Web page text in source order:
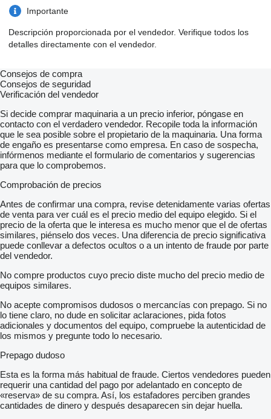
Importante
Descripción proporcionada por el vendedor. Verifique todos los
detalles directamente con el vendedor.
Consejos de compra
Consejos de seguridad
Verificación del vendedor
Si decide comprar maquinaria a un precio inferior, póngase en
contacto con el verdadero vendedor. Recopile toda la información
que le sea posible sobre el propietario de la maquinaria. Una forma
de engaño es presentarse como empresa. En caso de sospecha,
infórmenos mediante el formulario de comentarios y sugerencias
para que lo comprobemos.
Comprobación de precios
Antes de confirmar una compra, revise detenidamente varias ofertas
de venta para ver cuál es el precio medio del equipo elegido. Si el
precio de la oferta que le interesa es mucho menor que el de ofertas
similares, piénselo dos veces. Una diferencia de precio significativa
puede conllevar a defectos ocultos o a un intento de fraude por parte
del vendedor.
No compre productos cuyo precio diste mucho del precio medio de
equipos similares.
No acepte compromisos dudosos o mercancías con prepago. Si no
lo tiene claro, no dude en solicitar aclaraciones, pida fotos
adicionales y documentos del equipo, compruebe la autenticidad de
los mismos y pregunte todo lo necesario.
Prepago dudoso
Esta es la forma más habitual de fraude. Ciertos vendedores pueden
requerir una cantidad del pago por adelantado en concepto de
«reserva» de su compra. Así, los estafadores perciben grandes
cantidades de dinero y después desaparecen sin dejar huella.